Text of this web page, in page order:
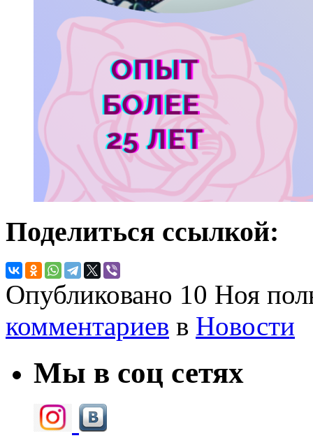
Поделиться ссылкой:
Опубликовано 10 Ноя
комментариев в Новости
Мы в соц сетях